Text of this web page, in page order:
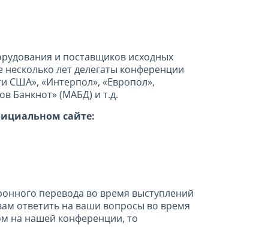
и поставщиков исходных
лет делегаты конференции
США», «Интерпол», «Европол»,
Банкнот» (МАБД) и т.д.
сайте:
перевода во время выступлений
ответить на ваши вопросы во время
на нашей конференции, то